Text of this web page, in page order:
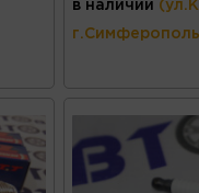
в наличии